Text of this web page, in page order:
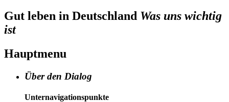
Gut leben in Deutschland Was uns wichtig
ist
Hauptmenu
Über den Dialog
Unternavigationspunkte